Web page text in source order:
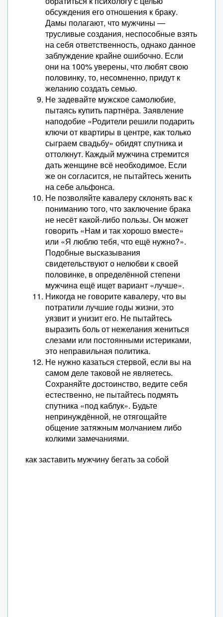
обсуждения его отношения к браку.
Дамы полагают, что мужчины —
трусливые создания, неспособные взять
на себя ответственность, однако данное
заблуждение крайне ошибочно. Если
они на 100% уверены, что любят свою
половинку, то, несомненно, придут к
желанию создать семью.
Не задевайте мужское самолюбие,
пытаясь купить партнёра. Заявление
наподобие «Родители решили подарить
ключи от квартиры в центре, как только
сыграем свадьбу» обидят спутника и
оттолкнут. Каждый мужчина стремится
дать женщине всё необходимое. Если
же он согласится, не пытайтесь женить
на себе альфонса.
Не позволяйте кавалеру склонять вас к
пониманию того, что заключение брака
не несёт какой-либо пользы. Он может
говорить «Нам и так хорошо вместе»
или «Я люблю тебя, что ещё нужно?».
Подобные высказывания
свидетельствуют о нелюбви к своей
половинке, в определённой степени
мужчина ещё ищет вариант «лучше».
Никогда не говорите кавалеру, что вы
потратили лучшие годы жизни, это
уязвит и унизит его. Не пытайтесь
выразить боль от нежелания жениться
слезами или постоянными истериками,
это неправильная политика.
Не нужно казаться стервой, если вы на
самом деле таковой не являетесь.
Сохраняйте достоинство, ведите себя
естественно, не пытайтесь подмять
спутника «под каблук». Будьте
непринуждённой, не отягощайте
общение затяжным молчанием либо
колкими замечаниями.
как заставить мужчину бегать за собой